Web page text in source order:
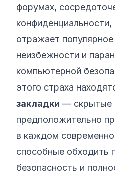
форумах,
конфиденциальности,
отражает
неизбежности и
компьютерной
этого страха
закладки — скрытые
предположительно
в каждом
способные обходить
безопасность и